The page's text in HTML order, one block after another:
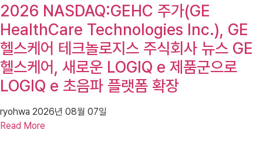
2026 NASDAQ:GEHC 주가(GE
HealthCare Technologies Inc.), GE
헬스케어 테크놀로지스 주식회사 뉴스 GE
헬스케어, 새로운 LOGIQ e 제품군으로
LOGIQ e 초음파 플랫폼 확장
ryohwa 2026년 08월 07일
Read More